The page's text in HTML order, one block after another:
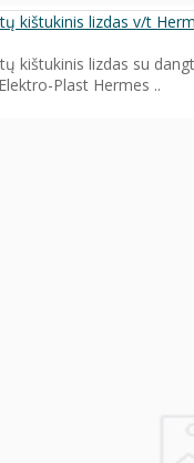
kištukinis lizdas v/t
kištukinis lizdas su
Plast Hermes ..